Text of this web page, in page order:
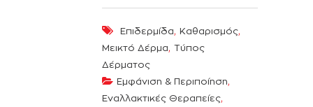
Επιδερμίδα, Καθαρισμός,
Μεικτό Δέρμα, Τύπος
Δέρματος
Εμφάνιση & Περιποίηση,
Εναλλακτικές Θεραπείες,